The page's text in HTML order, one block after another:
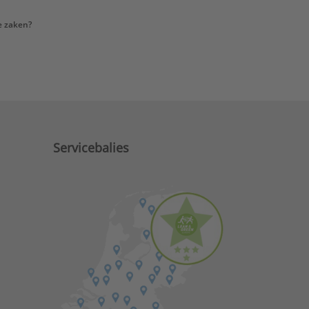
zaken?
Servicebalies